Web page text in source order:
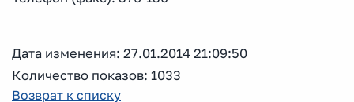
Дата изменения: 27.01.2014 21:09:50
Количество показов: 1033
Возврат к списку